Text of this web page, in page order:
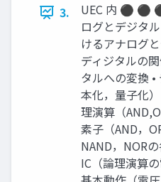
3.
UEC 内 ⚫ ⚫
ログとデジタ
けるアナログ
ディジタルの
タルへの変換
本化，量子化
理演算（
素子（AND，
NAND，NOR
IC（論理演算